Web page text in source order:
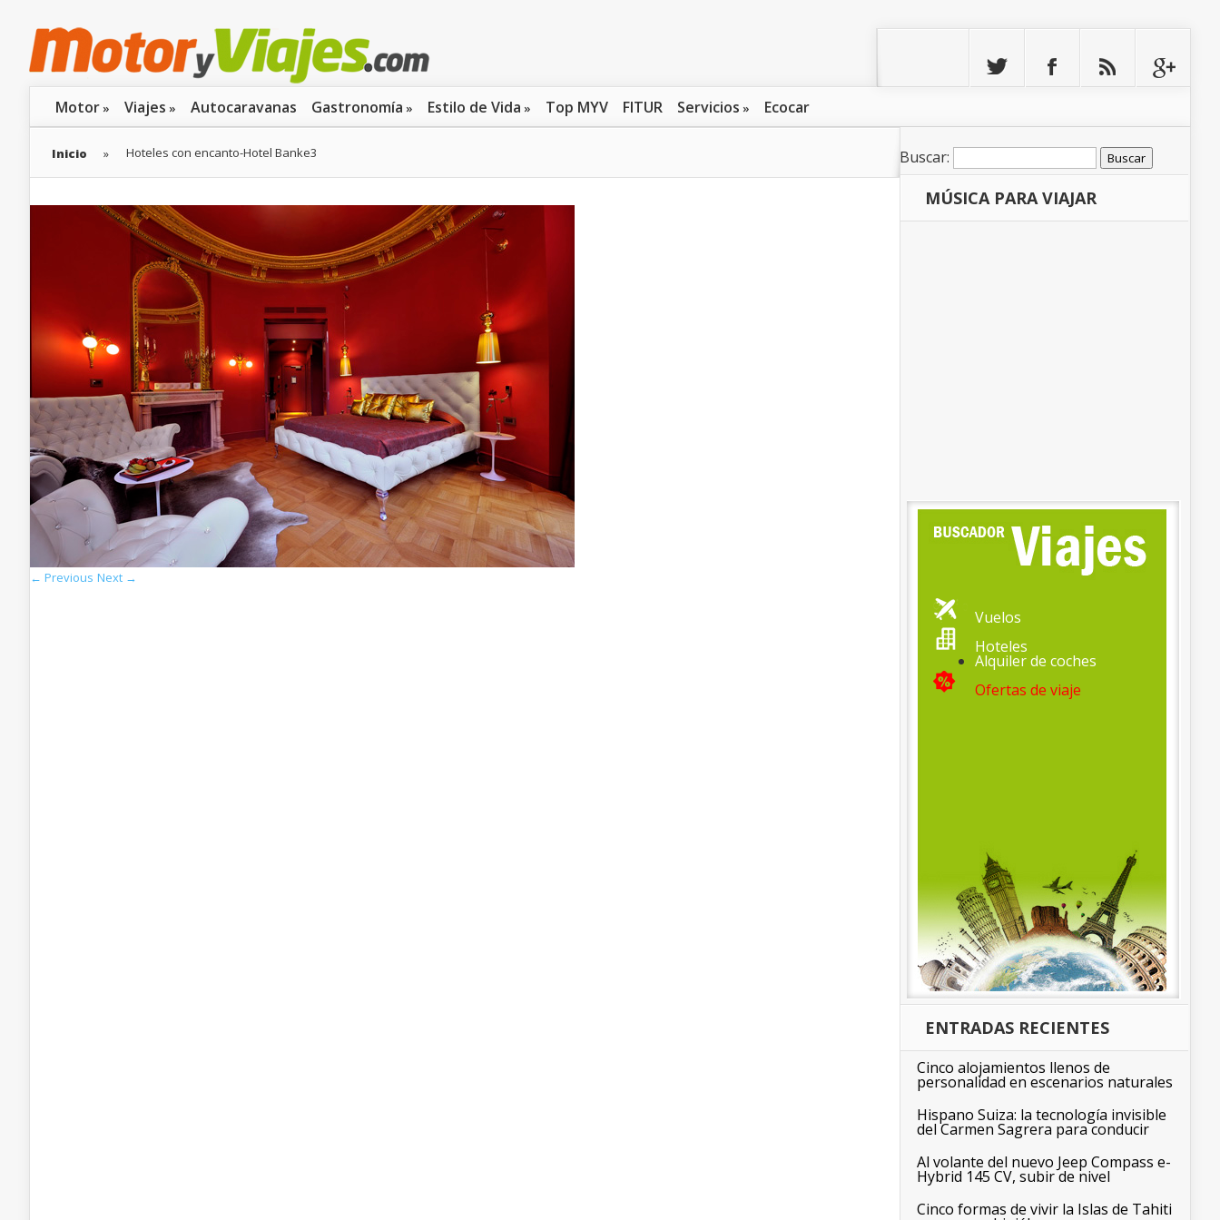
Motor » Viajes » Autocaravanas Gastronomía » Estilo de Vida » Top MYV FITUR Servicios » Ecocar
Inicio » Hoteles con encanto-Hotel Banke3
← Previous Next →
Buscar:
MÚSICA PARA VIAJAR
Vuelos
Hoteles
Alquiler de coches
Ofertas de viaje
ENTRADAS RECIENTES
Cinco alojamientos llenos de
personalidad en escenarios naturales
Hispano Suiza: la tecnología invisible
del Carmen Sagrera para conducir
Al volante del nuevo Jeep Compass e-
Hybrid 145 CV, subir de nivel
Cinco formas de vivir la Islas de Tahiti